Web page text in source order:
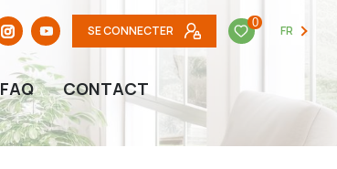
SE CONNECTER
0
FR
FAQ CONTACT